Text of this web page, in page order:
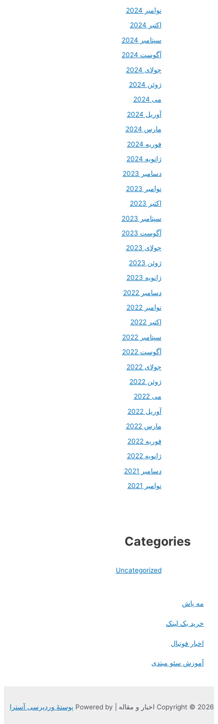
نوامبر 2024
اکتبر 2024
سپتامبر 2024
آگوست 2024
جولای 2024
ژوئن 2024
می 2024
آوریل 2024
مارس 2024
فوریه 2024
ژانویه 2024
دسامبر 2023
نوامبر 2023
اکتبر 2023
سپتامبر 2023
آگوست 2023
جولای 2023
ژوئن 2023
ژانویه 2023
دسامبر 2022
نوامبر 2022
اکتبر 2022
سپتامبر 2022
آگوست 2022
جولای 2022
ژوئن 2022
می 2022
آوریل 2022
مارس 2022
فوریه 2022
ژانویه 2022
دسامبر 2021
نوامبر 2021
Categories
Uncategorized
مه پاش
خرید بک لینک
اخبار فوتبال
آموزش سئو مبتدی
Copyright © 2026 اخبار و مقاله | Powered by پوستهٔ وردپرسی آسترا